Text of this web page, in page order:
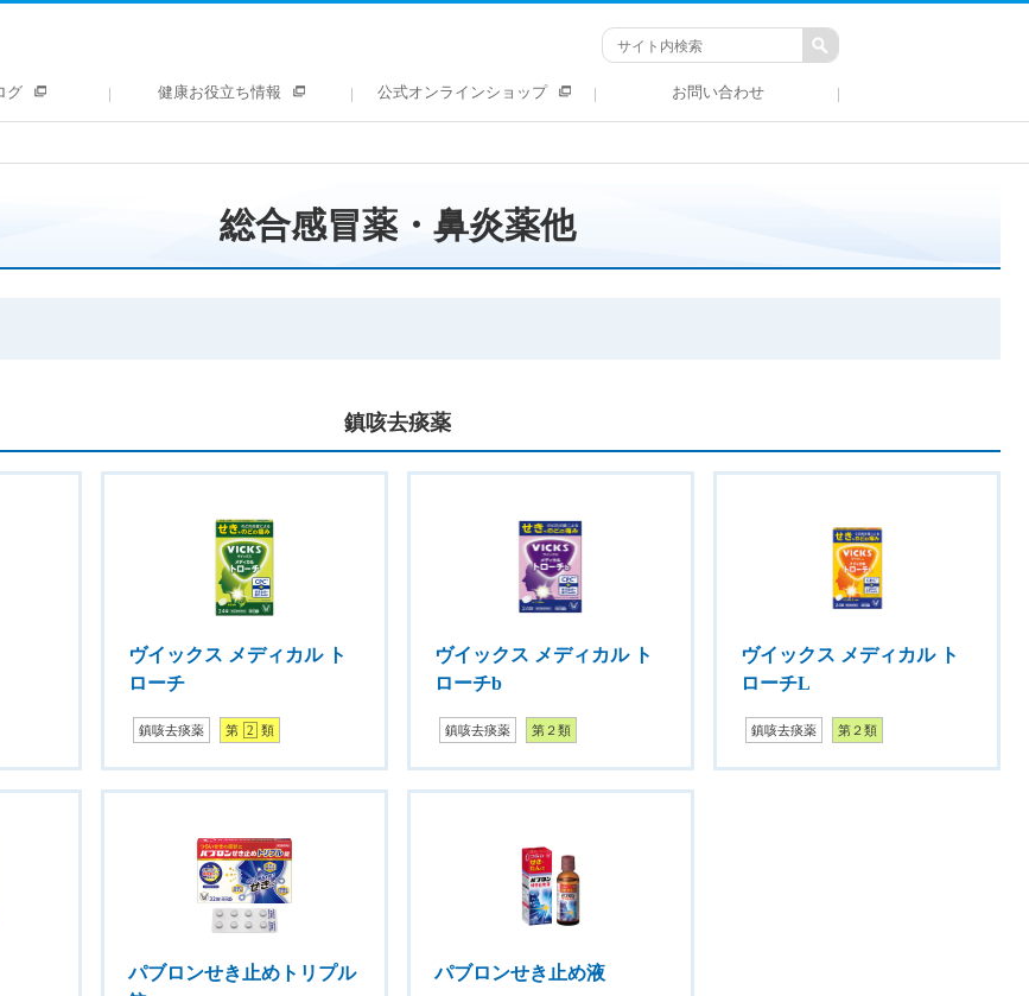
グ 健康お役立ち情報 公式オンラインショップ お問い合わせ
総合感冒薬・鼻炎薬他
鎮咳去痰薬
ヴイックス メディカル ト
ローチ
鎮咳去痰薬 第 2 類
ヴイックス メディカル ト
ローチb
鎮咳去痰薬 第２類
ヴイックス メディカル ト
ローチL
鎮咳去痰薬 第２類
パブロンせき止めトリプル
パブロンせき止め液